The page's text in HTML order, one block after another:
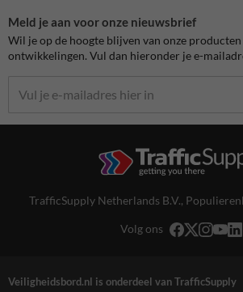
Meld je aan voor onze nieuwsbrief
Wil je op de hoogte blijven van onze producten
ontwikkelingen. Vul dan hieronder je e-
TrafficSupply Netherlands B.V.,
Volg ons
Veiligheidsbord.nl is onderdeel van TrafficSupply